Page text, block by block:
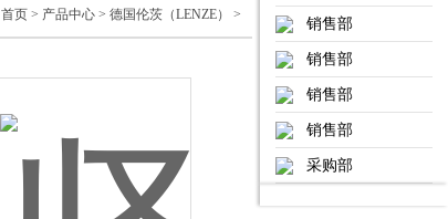
首页 > 产品中心 > 德国伦茨（LENZE） >
销售部
销售部
销售部
销售部
采购部